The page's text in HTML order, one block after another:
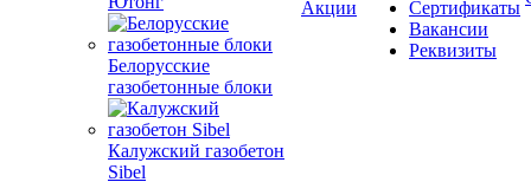
Белорусские
газобетонные блоки
Калужский газобетон
Sibel
Акции
Сертификаты
Вакансии
Реквизиты